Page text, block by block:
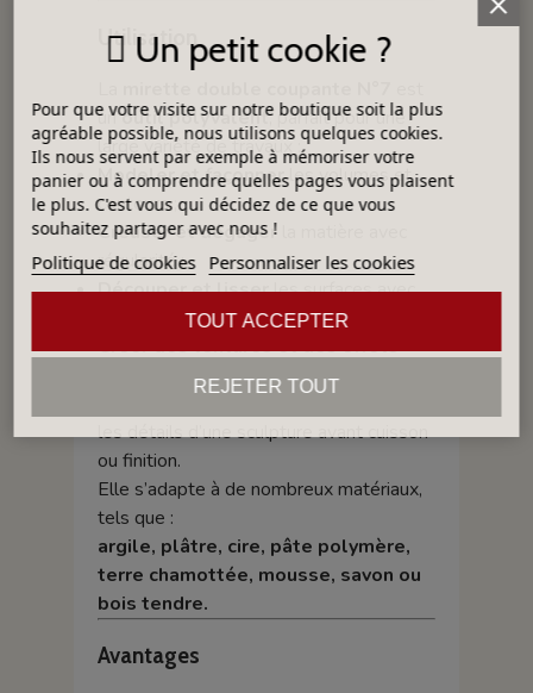
Utilisation
unoutil polyvalent, parfait pour une
large variété de travaux :
Modeler et façonnerles volumes et
contours ;
Creuser et dégagerla matière avec
régularité ;
Découper et lisserles surfaces avec
Créer des textures et des effets
;
les détails d’une sculpture avant cuisson
ou finition.
Elle s’adapte à de nombreux matériaux,
tels que :
argile, plâtre, cire, pâte polymère,
terre chamottée, mousse, savon ou
bois tendre.
Avantages
Un petit cookie ?
Pour que votre visite sur notre boutique soit la plus
agréable possible, nous utilisons quelques cookies.
Ils nous servent par exemple à mémoriser votre
panier ou à comprendre quelles pages vous plaisent
le plus. C'est vous qui décidez de ce que vous
souhaitez partager avec nous !
Politique de cookies Personnaliser les cookies
REJETER TOUT
TOUT ACCEPTER